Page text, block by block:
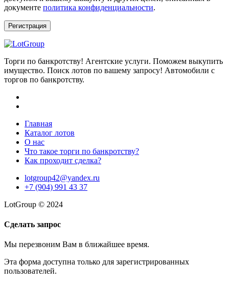
документе политика конфиденциальности.
Регистрация
Торги по банкротству! Агентские услуги. Поможем выкупить
имущество. Поиск лотов по вашему запросу! Автомобили с
торгов по банкротству.
Главная
Каталог лотов
О нас
Что такое торги по банкротству?
Как проходит сделка?
lotgroup42@yandex.ru
+7 (904) 991 43 37
LotGroup © 2024
Сделать запрос
Мы перезвоним Вам в ближайшее время.
Эта форма доступна только для зарегистрированных
пользователей.